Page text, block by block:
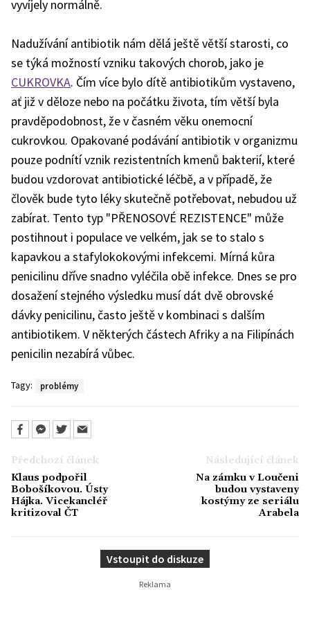
vyvíjely normálně.
Nadužívání antibiotik nám dělá ještě větší starosti, co
se týká možností vzniku takových chorob, jako je
CUKROVKA. Čím více bylo dítě antibiotikům vystaveno,
ať již v děloze nebo na počátku života, tím větší byla
pravděpodobnost, že v časném věku onemocní
cukrovkou. Opakované podávání antibiotik v organizmu
pouze podnítí vznik rezistentních kmenů bakterií, které
budou vzdorovat antibiotické léčbě, a v případě, že
člověk bude tyto léky skutečně potřebovat, nebudou už
zabírat. Tento typ "PŘENOSOVÉ REZISTENCE" může
postihnout i populace ve velkém, jak se to stalo s
kapavkou a stafylokokovými infekcemi. Mírná kůra
penicilinu dříve snadno vyléčila obě infekce. Dnes se pro
dosažení stejného výsledku musí dát dvě obrovské
dávky penicilinu, často ještě v kombinaci s dalším
antibiotikem. V některých částech Afriky a na Filipínách
penicilin nezabírá vůbec.
Tagy: problémy
Předchozí článek
Klaus podpořil
Bobošíkovou. Ústy
Hájka. Vicekancléř
kritizoval ČT
Následující článek
Na zámku v Loučeni
budou vystaveny
kostýmy ze seriálu
Arabela
Vstoupit do diskuze